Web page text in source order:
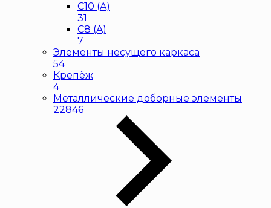
С10 (A)
31
С8 (A)
7
Элементы несущего каркаса
54
Крепёж
4
Металлические доборные элементы
22846